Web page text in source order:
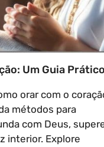
Um Guia Prático
orar com o
métodos para
com Deus,
interior. Explore